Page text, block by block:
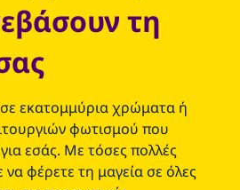
τη
σε εκατομμύρια χρώματα ή
φωτισμού που
εσάς. Με τόσες πολλές
να φέρετε τη μαγεία σε όλες